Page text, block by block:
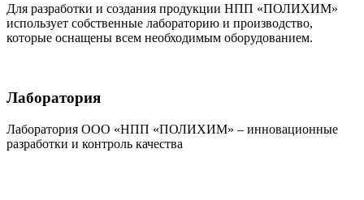
Для разработки и создания продукции НПП «ПОЛИХИМ»
использует собственные лабораторию и производство,
которые оснащены всем необходимым оборудованием.
Лаборатория
Лаборатория ООО «НПП «ПОЛИХИМ» – инновационные
разработки и контроль качества